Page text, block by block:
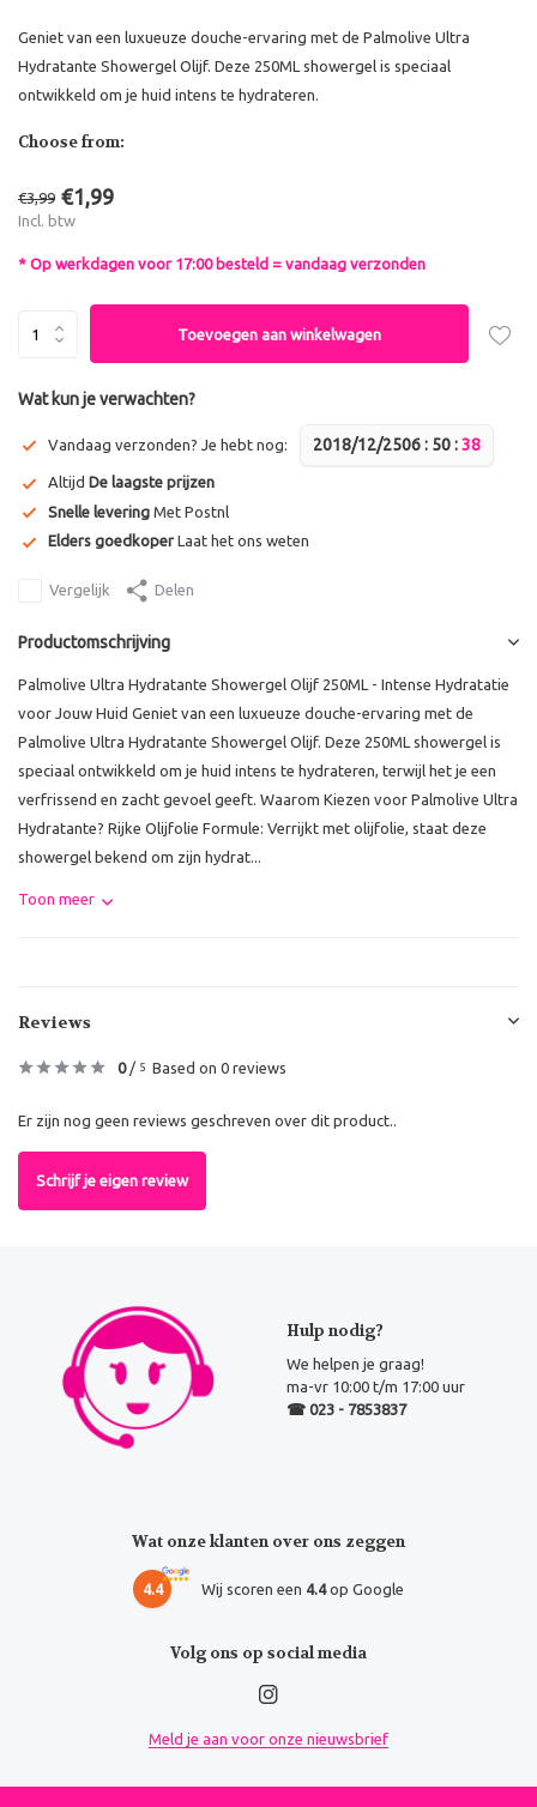
Geniet van een luxueuze douche-ervaring met de Palmolive Ultra
Hydratante Showergel Olijf. Deze 250ML showergel is speciaal
ontwikkeld om je huid intens te hydrateren.
Choose from:
€3,99 €1,99
Incl. btw
* Op werkdagen voor 17:00 besteld = vandaag verzonden
Toevoegen aan winkelwagen
Wat kun je verwachten?
Vandaag verzonden? Je hebt nog: 2018/12/2506: 50:37
Altijd De laagste prijzen
Snelle levering Met Postnl
Elders goedkoper Laat het ons weten
Vergelijk Delen
Productomschrijving
Palmolive Ultra Hydratante Showergel Olijf 250ML - Intense Hydratatie
voor Jouw Huid Geniet van een luxueuze douche-ervaring met de
Palmolive Ultra Hydratante Showergel Olijf. Deze 250ML showergel is
speciaal ontwikkeld om je huid intens te hydrateren, terwijl het je een
verfrissend en zacht gevoel geeft. Waarom Kiezen voor Palmolive Ultra
Hydratante? Rijke Olijfolie Formule: Verrijkt met olijfolie, staat deze
showergel bekend om zijn hydrat...
Toon meer
Reviews
0/ 5 Based on 0 reviews
Er zijn nog geen reviews geschreven over dit product..
Schrijf je eigen review
Hulp nodig?
We helpen je graag!
ma-vr 10:00 t/m 17:00 uur
☎ 023 - 7853837
Wat onze klanten over ons zeggen
4.4 Wij scoren een 4.4op Google
Volg ons op social media
Meld je aan voor onze nieuwsbrief